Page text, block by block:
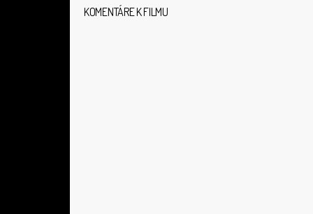
KOMENTÁRE K FILMU